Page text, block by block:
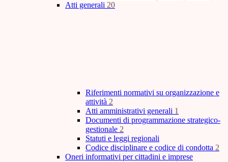
Atti generali 20
Riferimenti normativi su organizzazione e
attività 2
Atti amministrativi generali 1
Documenti di programmazione strategico-
gestionale 2
Statuti e leggi regionali
Codice disciplinare e codice di condotta 2
Oneri informativi per cittadini e imprese